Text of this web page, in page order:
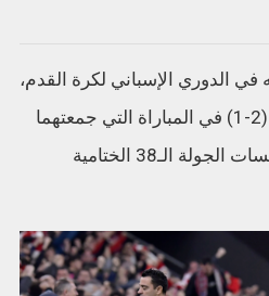
الدوري الإسباني لكرة القدم،
بالفوز على مضيفه إشبيلية (2-1) في المباراة التي جمعتهما
مساء يوم الأحد، ضمن منافسات الجولة الـ38 الختامية